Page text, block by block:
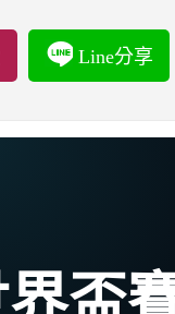
Line分享
界盃